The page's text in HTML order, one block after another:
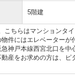
5階建
こちらはマンションタ
件にはエレベーターが
神戸本線西宮北口を中
産をお求めの方は、ピ